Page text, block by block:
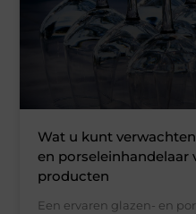
Wat u kunt
en porseleinhandelaar
producten
Een ervaren glazen- en